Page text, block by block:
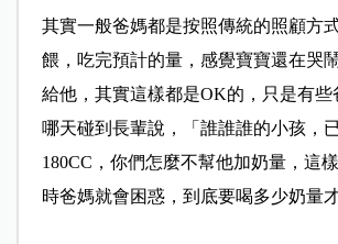
其實一般爸媽都是按照傳統的照顧方
餵，吃完預計的量，感覺寶寶還在哭
給他，其實這樣都是OK的，只是有些
哪天碰到長輩說，「誰誰誰的小孩，
180CC，你們怎麼不幫他加奶量，這
時爸媽就會困惑，到底要喝多少奶量